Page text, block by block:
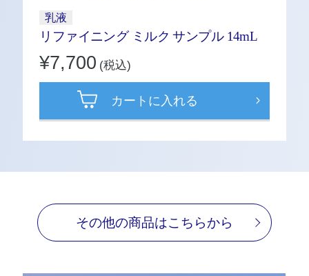
乳液
リファイニング ミルク サンプル 14mL
¥7,700 (税込)
カートに入れる
その他の商品はこちらから